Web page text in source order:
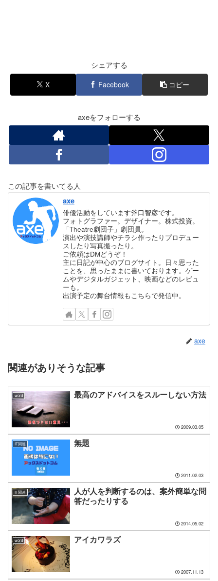
シェアする
X Facebook コピー
axeをフォローする
この記事を書いてる人
axe
俳優活動をしています斧口智彦です。
フォトグラファー。デザイナー。株式投資。
「Theatre劇団子」劇団員。
演出や演技講師やチラシ作ったりプロデュー
スしたり写真撮ったり。
ご依頼はDMどうぞ！
主に日記が中心のブログサイト。日々思った
ことを、思ったままに書いております。ゲー
ムやデジタルガジェット、映画などのレビュ
ーも。
出演予定の舞台情報もこちらで発信中。
axe
関連がありそうな記事
word 最高のアドバイスをスルーしない方法
2009.03.05
IT関連 無題
2011.02.03
IT関連
人が人を判断するのは、案外簡単な問
答だったりする
2014.05.02
word アイカワラズ
2007.11.13